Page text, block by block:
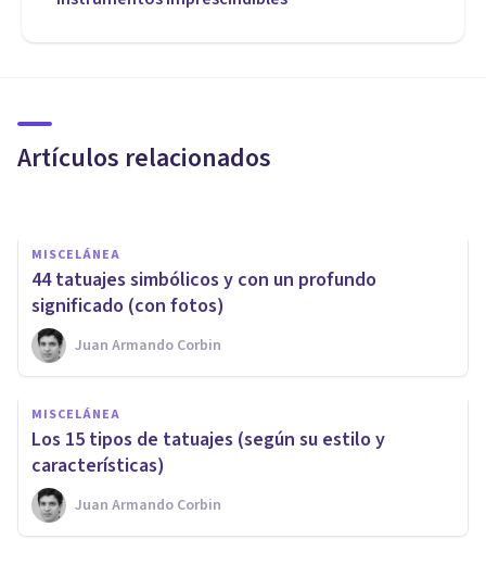
Artículos relacionados
para parejas
MISCELÁNEA
44 tatuajes simbólicos y con un profundo
significado (con fotos)
Juan Armando Corbin
MISCELÁNEA
Los 15 tipos de tatuajes (según su estilo y
características)
Juan Armando Corbin
​Los 15 tipos de barba más
favorecedoras (con imágenes)
Juan Armando Corbin